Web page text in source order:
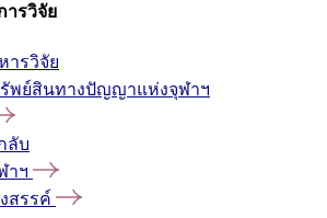
ารวิจัย
ารวิจัย
พย์สินทางปัญญาแห่งจุฬาฯ
ลับ
าฯ
สรรค์